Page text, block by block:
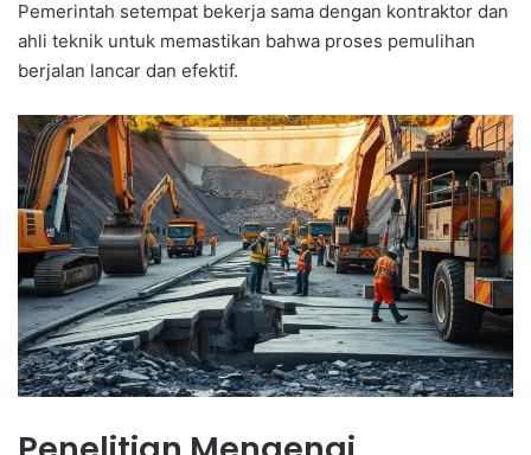
Pemerintah setempat bekerja sama dengan kontraktor dan
ahli teknik untuk memastikan bahwa proses pemulihan
berjalan lancar dan efektif.